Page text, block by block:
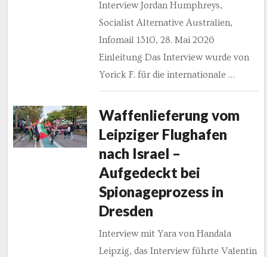
Interview Jordan Humphreys,
Socialist Alternative Australien,
Infomail 1310, 28. Mai 2026
Einleitung Das Interview wurde von
Yorick F. für die internationale …
Waffenlieferung vom
Leipziger Flughafen
nach Israel –
Aufgedeckt bei
Spionageprozess in
Dresden
Interview mit Yara von Handala
Leipzig, das Interview führte Valentin